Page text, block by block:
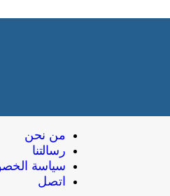
من نحن
رسالتنا
سياسة
اتصل